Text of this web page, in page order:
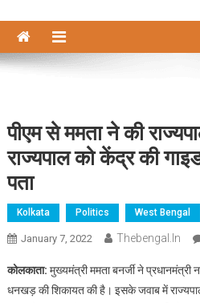
पीएम से ममता ने की
राज्यपाल को केंद्र की
पता
Kolkata Politics West Bengal
January 7, 2022 Thebengal.in
कोलकाता: मुख्यमंत्री ममता बनर्जी ने प्रधानमंत्री
धनखड़ की शिकायत की है। इसके जवाब में